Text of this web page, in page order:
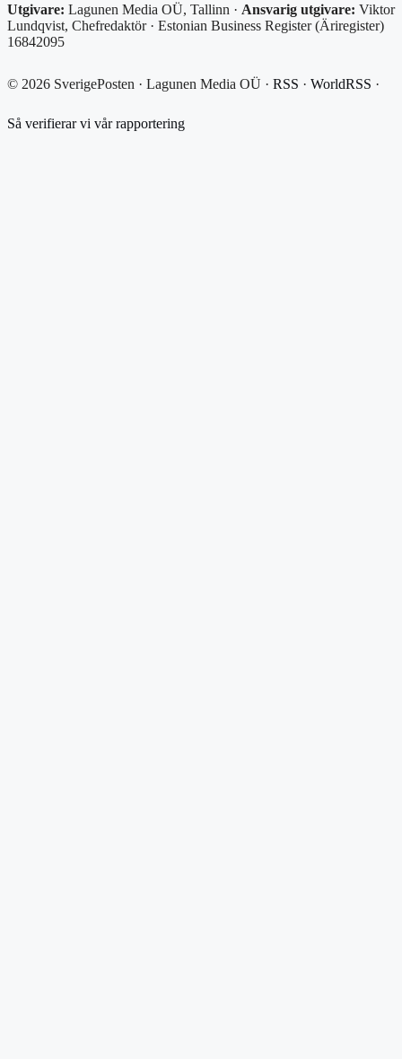
Utgivare: Lagunen Media OÜ, Tallinn · Ansvarig utgivare: Viktor
Lundqvist, Chefredaktör · Estonian Business Register (Äriregister)
16842095
© 2026 SverigePosten · Lagunen Media OÜ · RSS · WorldRSS ·
Så verifierar vi vår rapportering